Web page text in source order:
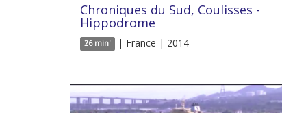
Chroniques du Sud, Coulisses -
Hippodrome
26 min' | France | 2014